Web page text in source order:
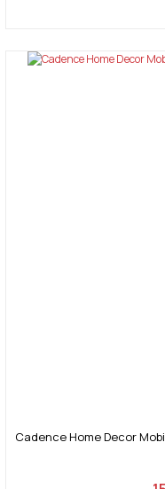
Cadence Home Decor